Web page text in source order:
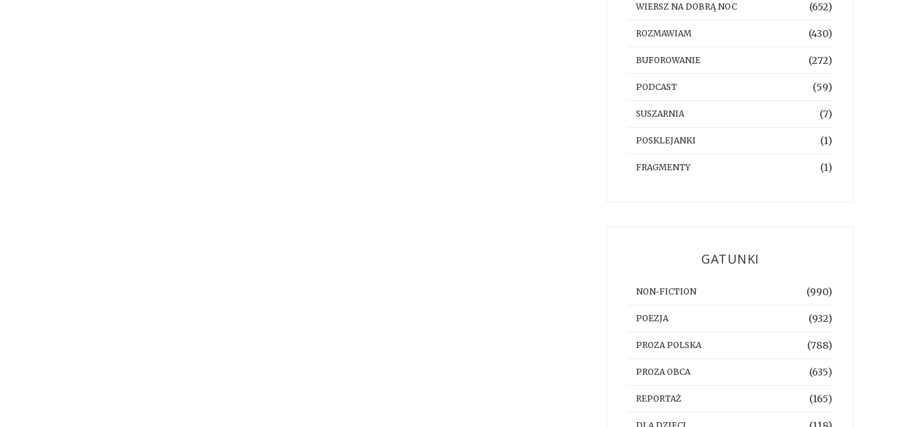
WIERSZ NA DOBRĄ NOC (652)
ROZMAWIAM (430)
BUFOROWANIE (272)
PODCAST (59)
SUSZARNIA (7)
POSKLEJANKI (1)
FRAGMENTY (1)
GATUNKI
NON-FICTION (990)
POEZJA (932)
PROZA POLSKA (788)
PROZA OBCA (635)
REPORTAŻ (165)